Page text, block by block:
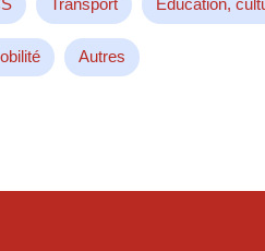
Transport Éducation,
Autres